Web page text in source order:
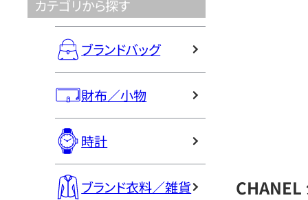
カテゴリから探す
ブランドバッグ
財布／小物
時計
ブランド衣料／雑貨 CHANEL